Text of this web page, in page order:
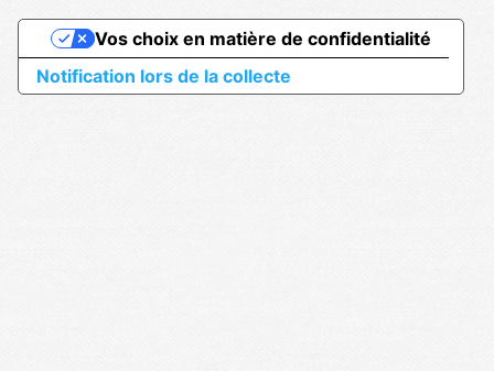
Notification lors de la collecte
Vos choix en matière de confidentialité